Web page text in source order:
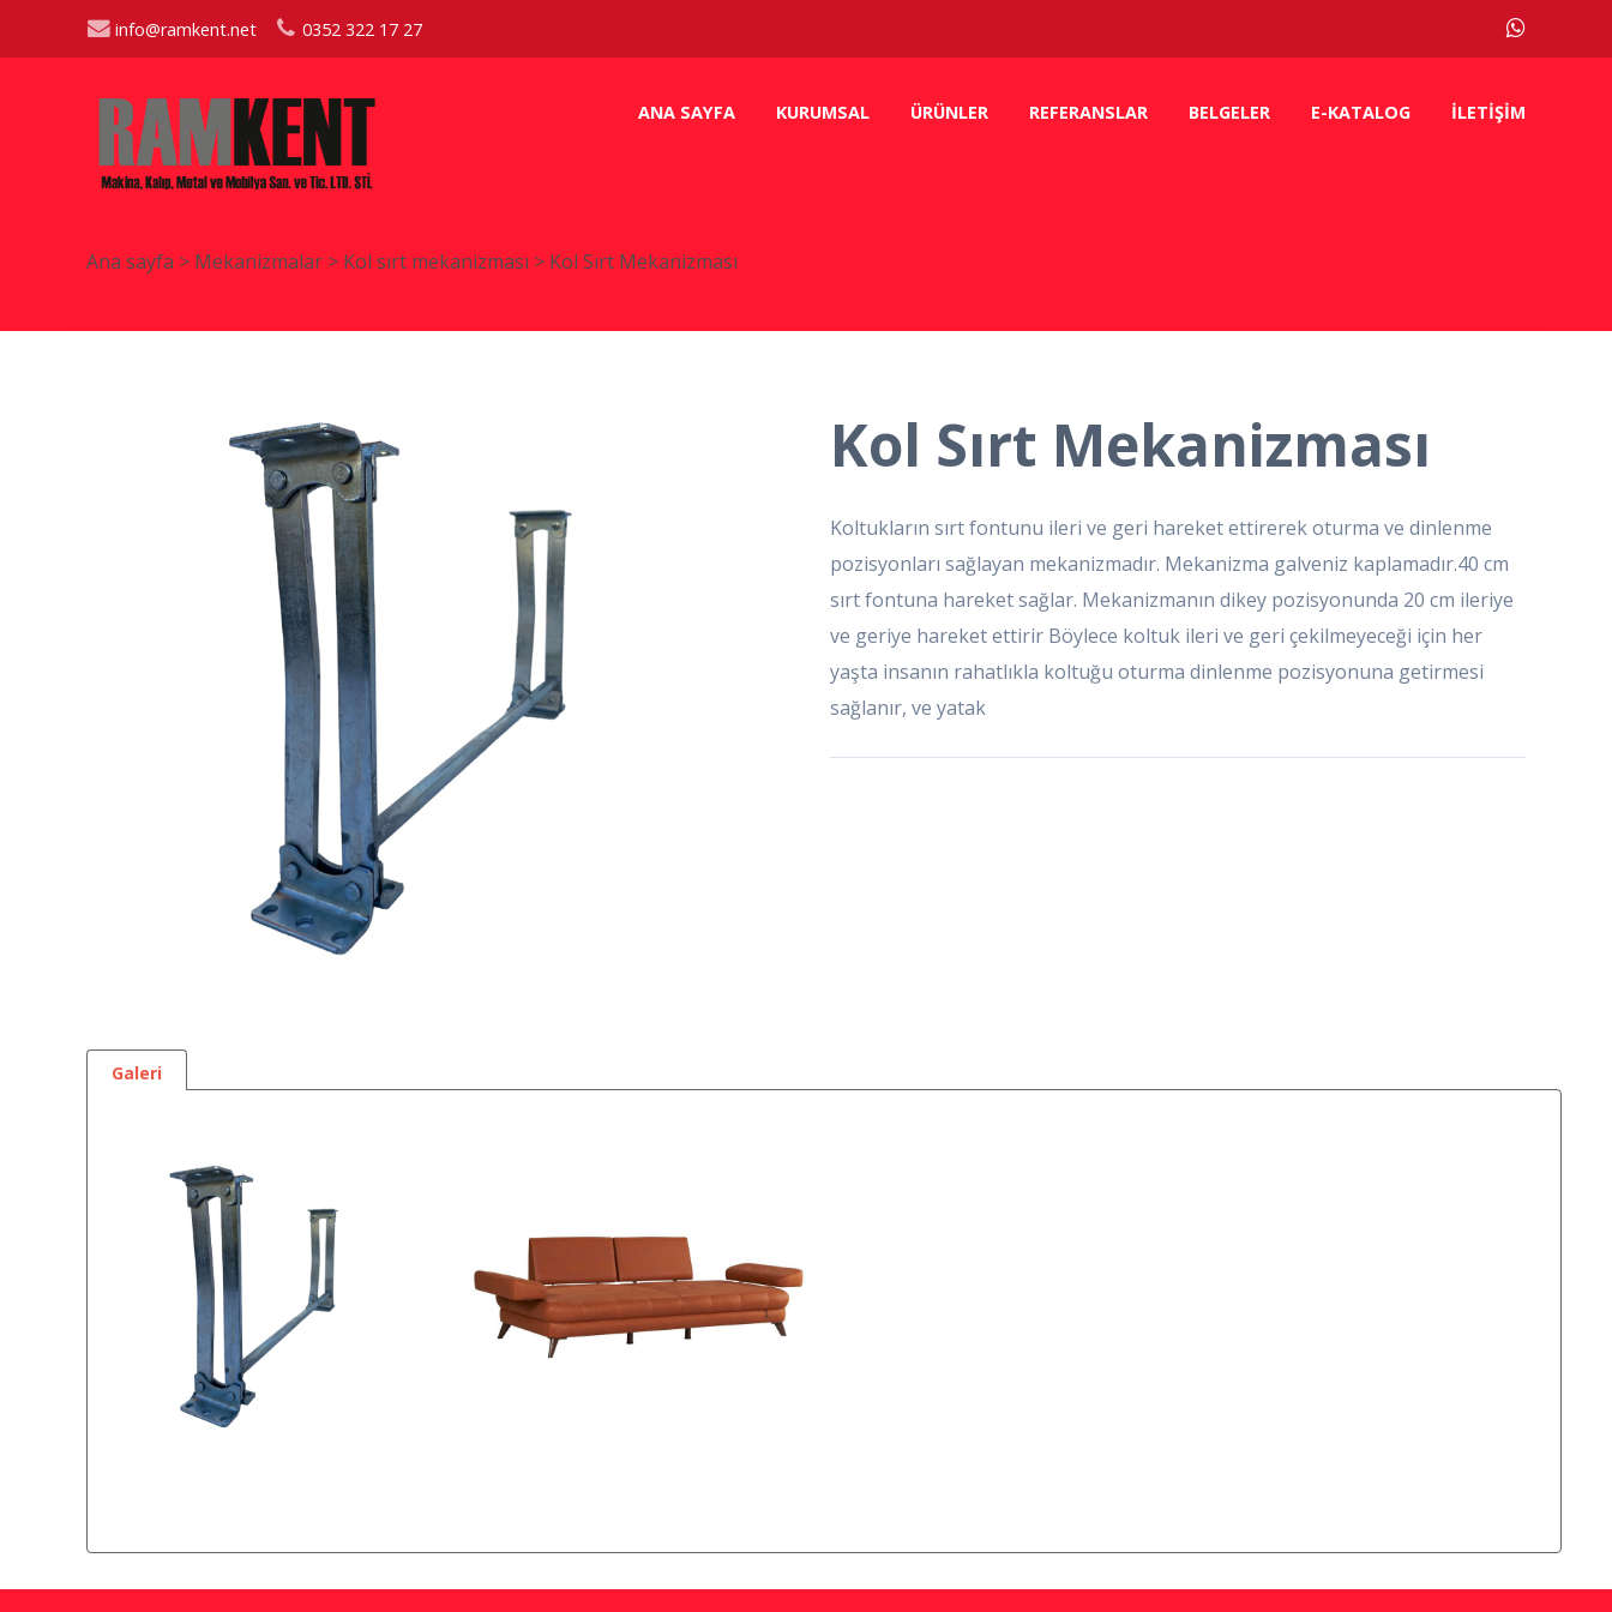
info@ramkent.net 0352 322 17 27
ANA SAYFA KURUMSAL ÜRÜNLER REFERANSLAR BELGELER E-KATALOG İLETIŞIM
Ana sayfa > Mekanizmalar > Kol sırt mekanizması > Kol Sırt Mekanizması
Kol Sırt Mekanizması
Koltukların sırt fontunu ileri ve geri hareket ettirerek oturma ve dinlenme
pozisyonları sağlayan mekanizmadır. Mekanizma galveniz kaplamadır.40 cm
sırt fontuna hareket sağlar. Mekanizmanın dikey pozisyonunda 20 cm ileriye
ve geriye hareket ettirir Böylece koltuk ileri ve geri çekilmeyeceği için her
yaşta insanın rahatlıkla koltuğu oturma dinlenme pozisyonuna getirmesi
sağlanır, ve yatak
Galeri